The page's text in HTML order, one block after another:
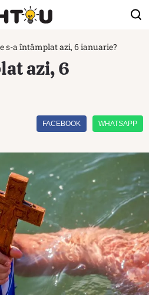
s-a întâmplat azi, 6 ianuarie?
azi, 6
FACEBOOK WHATSAPP